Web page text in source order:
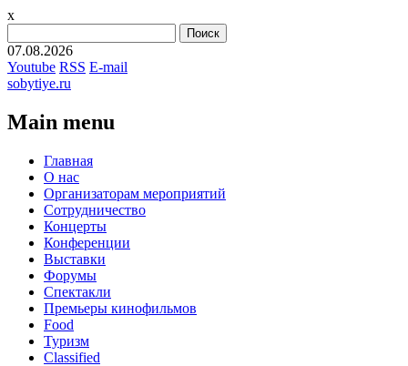
x
07.08.2026
Youtube RSS E-mail
sobytiye.ru
Main menu
Skip
content
Главная
О нас
Организаторам мероприятий
Сотрудничество
Концерты
Конференции
Выставки
Форумы
Спектакли
Премьеры кинофильмов
Food
Туризм
Сlassified